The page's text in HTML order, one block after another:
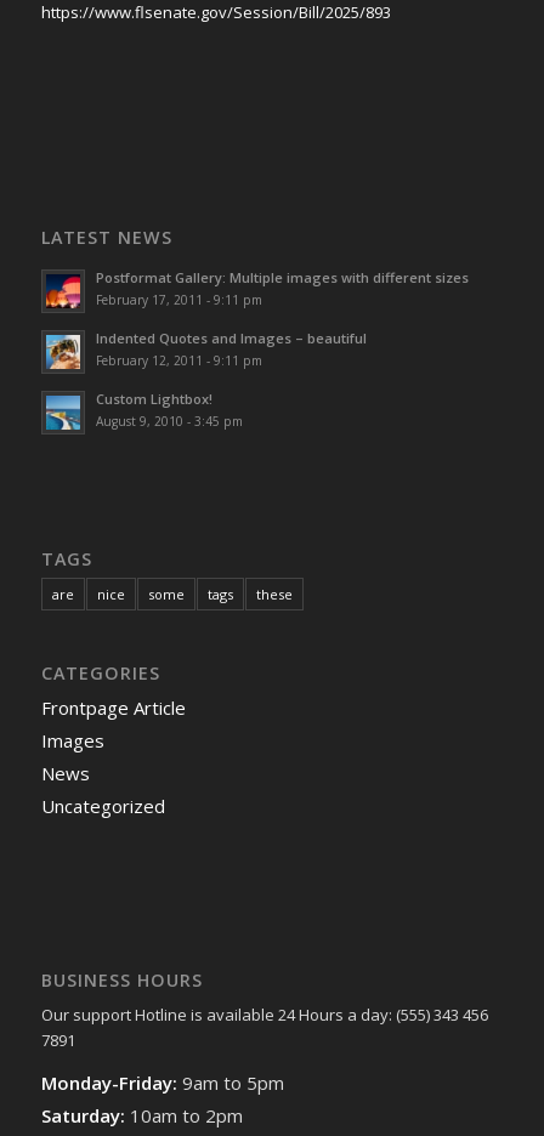
https://www.flsenate.gov/Session/Bill/2025/893
LATEST NEWS
Postformat Gallery: Multiple images with different sizes
February 17, 2011 - 9:11 pm
Indented Quotes and Images – beautiful
February 12, 2011 - 9:11 pm
Custom Lightbox!
August 9, 2010 - 3:45 pm
TAGS
are nice some tags these
CATEGORIES
Frontpage Article
Images
News
Uncategorized
BUSINESS HOURS
Our support Hotline is available 24 Hours a day: (555) 343 456
7891
Monday-Friday: 9am to 5pm
Saturday: 10am to 2pm